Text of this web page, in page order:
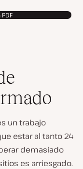
un trabajo
estar al tanto 24
demasiado
es arriesgado.